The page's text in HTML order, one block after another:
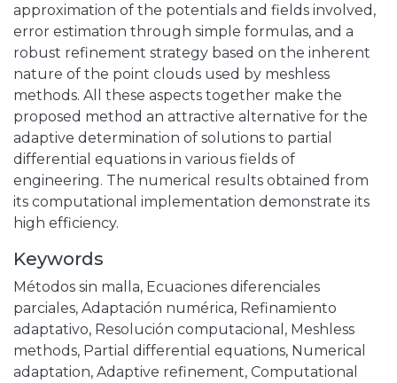
approximation of the potentials and fields involved,
error estimation through simple formulas, and a
robust refinement strategy based on the inherent
nature of the point clouds used by meshless
methods. All these aspects together make the
proposed method an attractive alternative for the
adaptive determination of solutions to partial
differential equations in various fields of
engineering. The numerical results obtained from
its computational implementation demonstrate its
high efficiency.
Keywords
Métodos sin malla, Ecuaciones diferenciales
parciales, Adaptación numérica, Refinamiento
adaptativo, Resolución computacional , Meshless
methods, Partial differential equations, Numerical
adaptation, Adaptive refinement, Computational